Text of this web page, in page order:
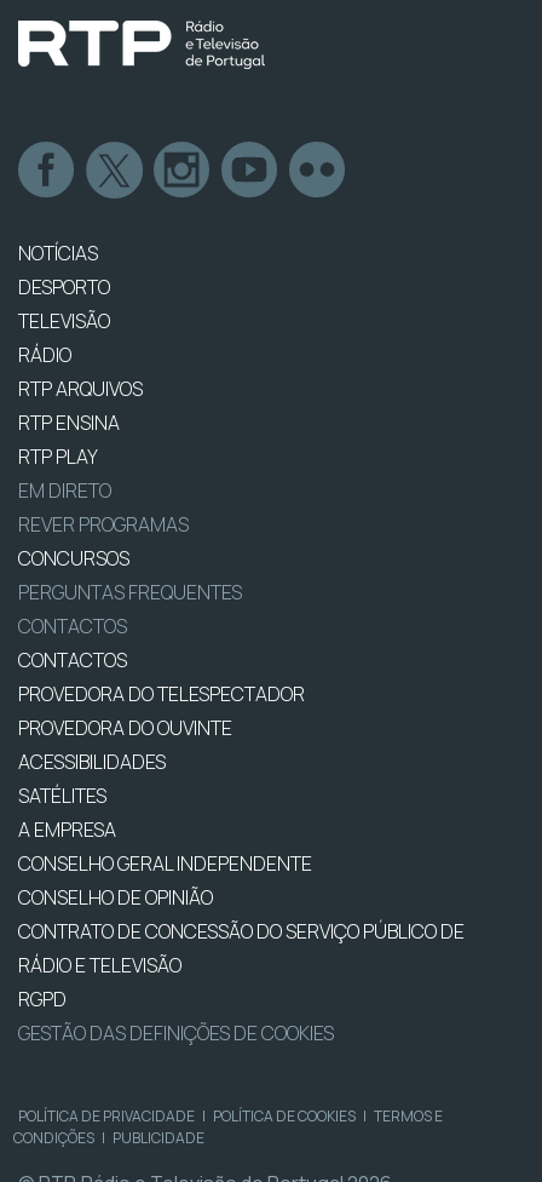
NOTÍCIAS
DESPORTO
TELEVISÃO
RÁDIO
RTP ARQUIVOS
RTP ENSINA
RTP PLAY
EM DIRETO
REVER PROGRAMAS
CONCURSOS
PERGUNTAS FREQUENTES
CONTACTOS
CONTACTOS
PROVEDORA DO TELESPECTADOR
PROVEDORA DO OUVINTE
ACESSIBILIDADES
SATÉLITES
A EMPRESA
CONSELHO GERAL INDEPENDENTE
CONSELHO DE OPINIÃO
CONTRATO DE CONCESSÃO DO SERVIÇO PÚBLICO DE
RÁDIO E TELEVISÃO
RGPD
GESTÃO DAS DEFINIÇÕES DE COOKIES
POLÍTICA DE PRIVACIDADE | POLÍTICA DE COOKIES | TERMOS E
CONDIÇÕES | PUBLICIDADE